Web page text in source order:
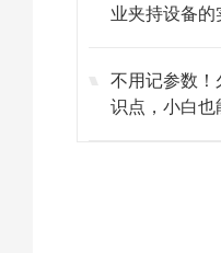
业夹持设备的
不用记参数！
识点，小白也